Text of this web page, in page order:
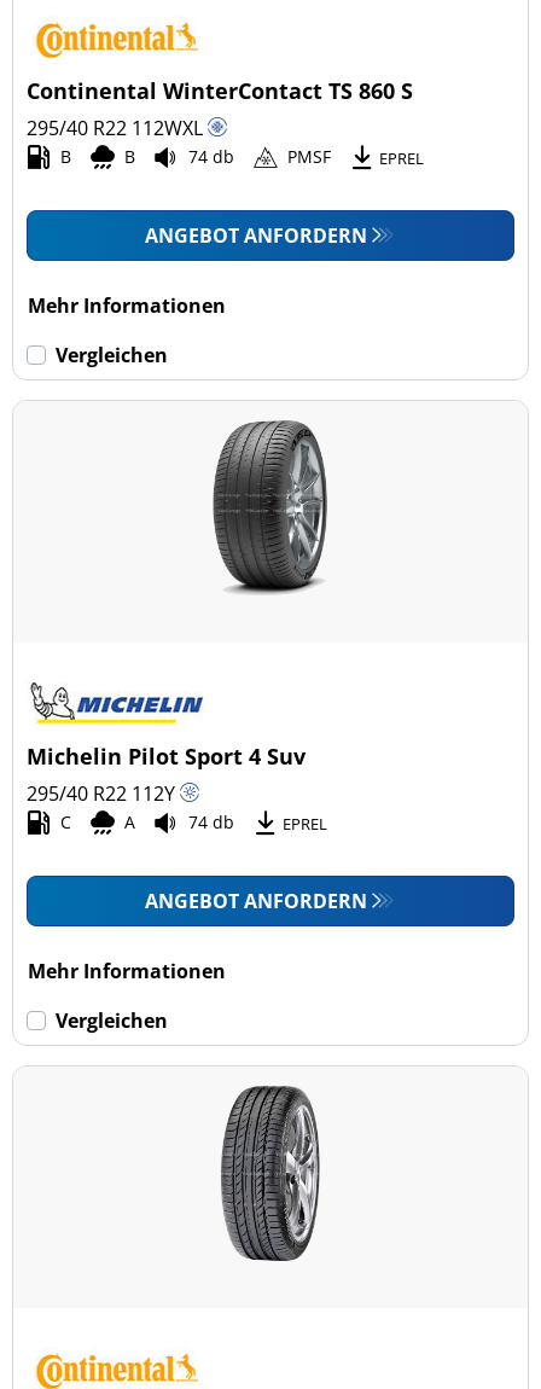
Continental WinterContact TS 860 S
295/40 R22 112WXL
B B 74 db PMSF EPREL
ANGEBOT ANFORDERN
Mehr Informationen
Vergleichen
Michelin Pilot Sport 4 Suv
295/40 R22 112Y
C A 74 db EPREL
ANGEBOT ANFORDERN
Mehr Informationen
Vergleichen